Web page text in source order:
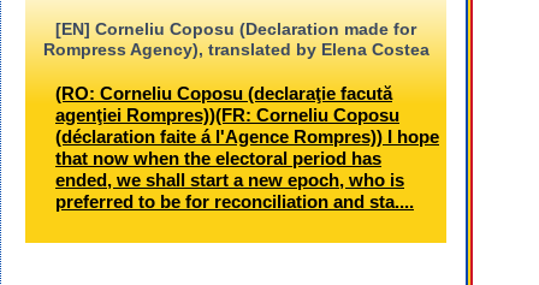
[EN] Corneliu Coposu (Declaration made for
Rompress Agency), translated by Elena Costea
(RO: Corneliu Coposu (declaraţie facută
agenţiei Rompres))(FR: Corneliu Coposu
(déclaration faite á l'Agence Rompres)) I hope
that now when the electoral period has
ended, we shall start a new epoch, who is
preferred to be for reconciliation and sta....